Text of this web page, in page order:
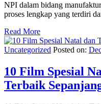
NPI dalam bidang
proses lengkap yang terdiri
Read More
Uncategorized Posted on:
10 Film Spesial
Terbaik